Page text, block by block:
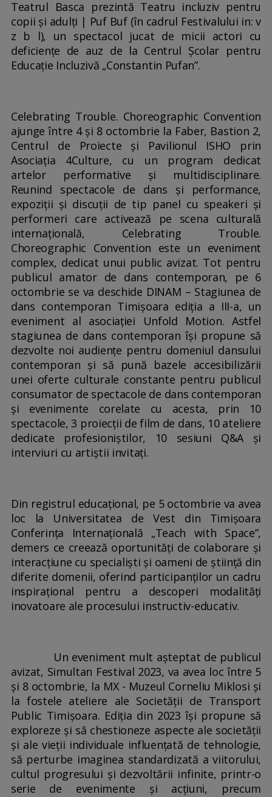
Teatrul Basca prezintă Teatru incluziv pentru
copii și adulți | Puf Buf (în cadrul Festivalului in: v
z b l), un spectacol jucat de micii actori cu
deficiențe de auz de la Centrul Școlar pentru
Educație Incluzivă „Constantin Pufan”.
Celebrating Trouble. Choreographic Convention
ajunge între 4 și 8 octombrie la Faber, Bastion 2,
Centrul de Proiecte și Pavilionul ISHO prin
Asociația 4Culture, cu un program dedicat
artelor performative și multidisciplinare.
Reunind spectacole de dans și performance,
expoziții și discuții de tip panel cu speakeri și
performeri care activează pe scena culturală
internațională, Celebrating Trouble.
Choreographic Convention este un eveniment
complex, dedicat unui public avizat. Tot pentru
publicul amator de dans contemporan, pe 6
octombrie se va deschide DINAM – Stagiunea de
dans contemporan Timișoara ediția a III-a, un
eveniment al asociației Unfold Motion. Astfel
stagiunea de dans contemporan își propune să
dezvolte noi audiențe pentru domeniul dansului
contemporan și să pună bazele accesibilizării
unei oferte culturale constante pentru publicul
consumator de spectacole de dans contemporan
și evenimente corelate cu acesta, prin 10
spectacole, 3 proiecții de film de dans, 10 ateliere
dedicate profesioniștilor, 10 sesiuni Q&A și
interviuri cu artiștii invitați.
Din registrul educațional, pe 5 octombrie va avea
loc la Universitatea de Vest din Timișoara
Conferința Internațională „Teach with Space”,
demers ce creează oportunități de colaborare și
interacțiune cu specialiști și oameni de știință din
diferite domenii, oferind participanților un cadru
inspirațional pentru a descoperi modalități
inovatoare ale procesului instructiv-educativ.
Un eveniment mult așteptat de publicul
avizat, Simultan Festival 2023, va avea loc între 5
și 8 octombrie, la MX - Muzeul Corneliu Miklosi și
la fostele ateliere ale Societății de Transport
Public Timișoara. Ediția din 2023 își propune să
exploreze și să chestioneze aspecte ale societății
și ale vieții individuale influențată de tehnologie,
să perturbe imaginea standardizată a viitorului,
cultul progresului și dezvoltării infinite, printr-o
serie de evenimente și acțiuni, precum